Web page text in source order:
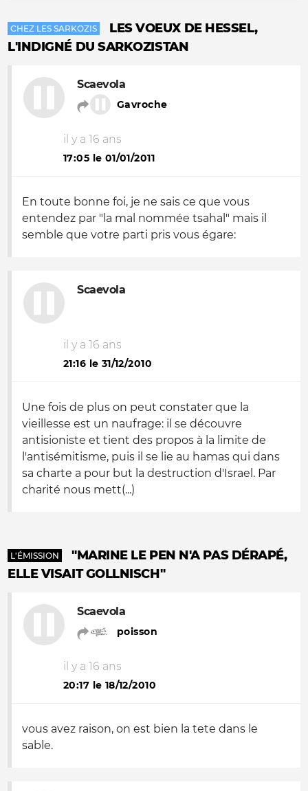
CHEZ LES SARKOZIS
LES VOEUX DE HESSEL,
L'INDIGNÉ DU SARKOZISTAN
Scaevola
Gavroche
il y a 16 ans
17:05 le 01/01/2011
En toute bonne foi, je ne sais ce que vous
entendez par "la mal nommée tsahal" mais il
semble que votre parti pris vous égare:
Scaevola
il y a 16 ans
21:16 le 31/12/2010
Une fois de plus on peut constater que la
vieillesse est un naufrage: il se découvre
antisioniste et tient des propos à la limite de
l'antisémitisme, puis il se lie au hamas qui dans
sa charte a pour but la destruction d'Israel. Par
charité nous mett(...)
L'ÉMISSION
"MARINE LE PEN N'A PAS DÉRAPÉ,
ELLE VISAIT GOLLNISCH"
Scaevola
poisson
il y a 16 ans
20:17 le 18/12/2010
vous avez raison, on est bien la tete dans le
sable.